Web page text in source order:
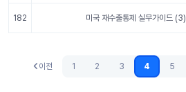
182 미국 재수출통제 실무가이드 (3)
이전
이전 1 2 3 4 5